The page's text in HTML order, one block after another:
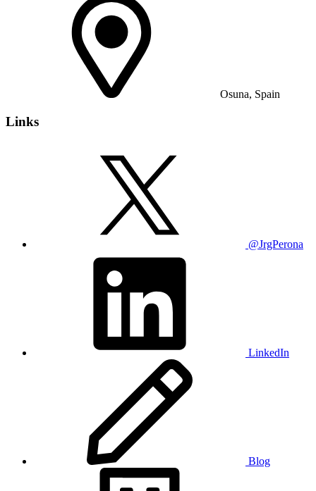
Osuna, Spain
Links
@JrgPerona
LinkedIn
Blog